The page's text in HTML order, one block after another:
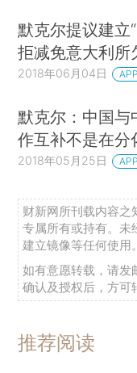
默克尔提议建立
拒减免意大利所
2018年06月04日
默克尔：中国与
作互补不是在分
2018年05月25日
财新网所刊载内容之
专属所有或持有。未
建立镜像等任何使用。
如有意愿转载，请发
确认及授权后，方可
推荐阅读